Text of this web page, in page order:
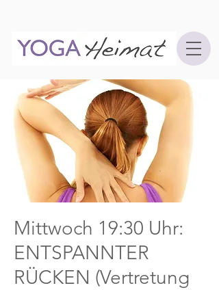
Mittwoch 19:30 Uhr:
ENTSPANNTER
RÜCKEN (Vertretung